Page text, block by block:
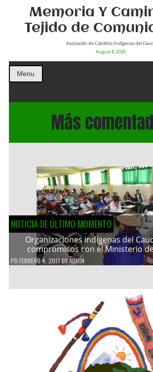
Memoria Y
Tejido de
Asociación de Cabildos Indìgenas del
August 8, 2026
Menu
Más
NOTICIA DE ÚLTIMO MOMENTO
Organizaciones indígenas del
compromisos con el Ministerio
PD FEBRERO 4, 2017 BYADMIN